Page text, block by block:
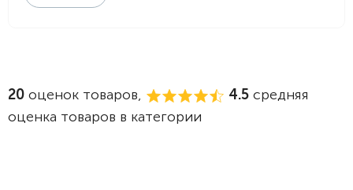
20 оценок товаров, 4.5 средняя
оценка товаров в категории